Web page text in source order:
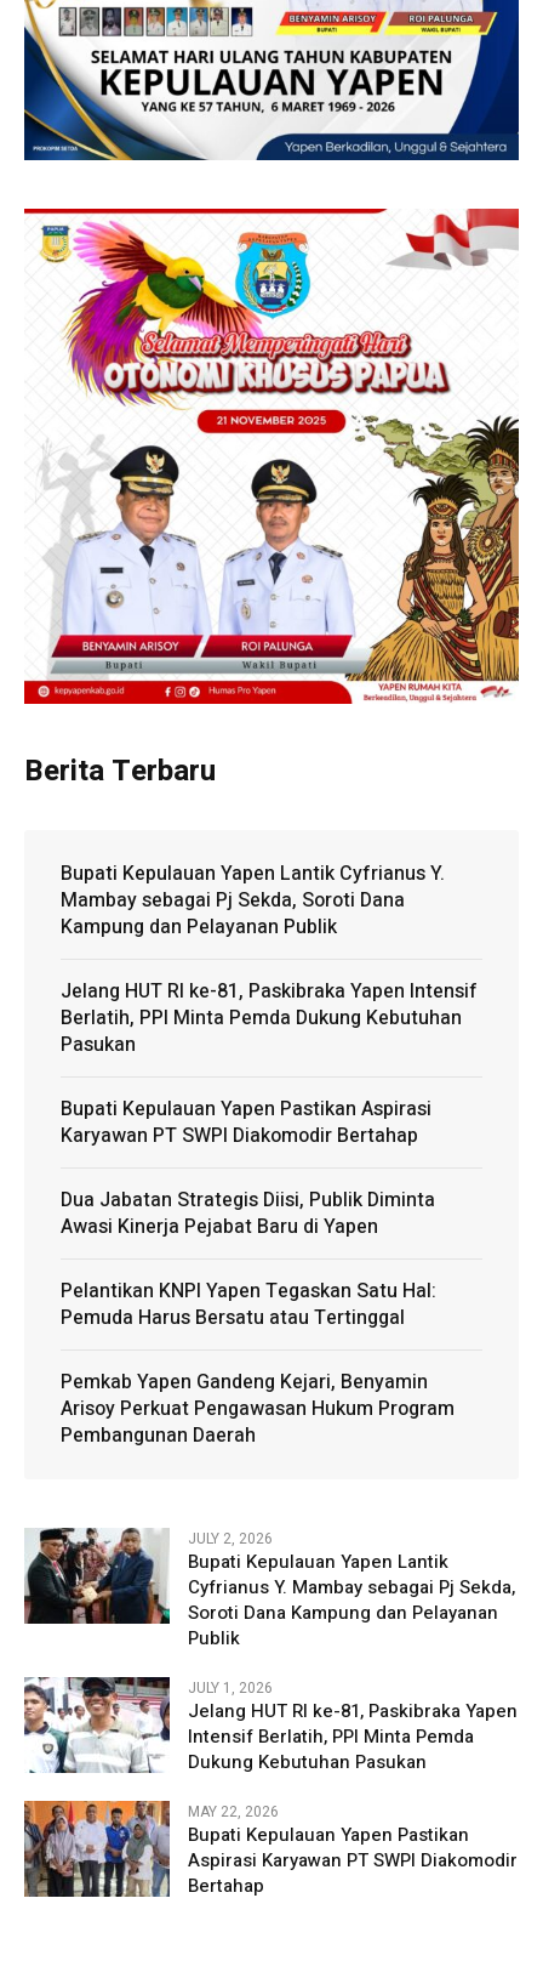
Berita Terbaru
Bupati Kepulauan Yapen Lantik Cyfrianus Y.
Mambay sebagai Pj Sekda, Soroti Dana
Kampung dan Pelayanan Publik
Jelang HUT RI ke-81, Paskibraka Yapen Intensif
Berlatih, PPI Minta Pemda Dukung Kebutuhan
Pasukan
Bupati Kepulauan Yapen Pastikan Aspirasi
Karyawan PT SWPI Diakomodir Bertahap
Dua Jabatan Strategis Diisi, Publik Diminta
Awasi Kinerja Pejabat Baru di Yapen
Pelantikan KNPI Yapen Tegaskan Satu Hal:
Pemuda Harus Bersatu atau Tertinggal
Pemkab Yapen Gandeng Kejari, Benyamin
Arisoy Perkuat Pengawasan Hukum Program
Pembangunan Daerah
JULY 2, 2026
Bupati Kepulauan Yapen Lantik
Cyfrianus Y. Mambay sebagai Pj Sekda,
Soroti Dana Kampung dan Pelayanan
Publik
JULY 1, 2026
Jelang HUT RI ke-81, Paskibraka Yapen
Intensif Berlatih, PPI Minta Pemda
Dukung Kebutuhan Pasukan
MAY 22, 2026
Bupati Kepulauan Yapen Pastikan
Aspirasi Karyawan PT SWPI Diakomodir
Bertahap